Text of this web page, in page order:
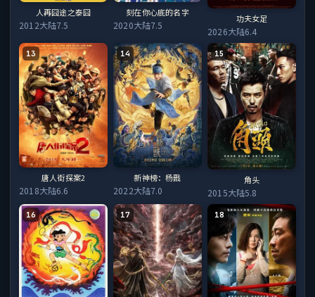
人再囧途之泰囧
2012大陆7.5
刻在你心底的名字
2020大陆7.5
功夫女足
2026大陆6.4
13
唐人街探案2
2018大陆6.6
14
新神榜：杨戬
2022大陆7.0
15
角头
2015大陆5.8
16 17 18